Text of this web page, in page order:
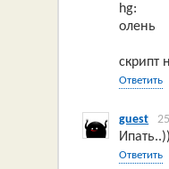
hg:
олень
скрипт
Ответить
guest
Ответить